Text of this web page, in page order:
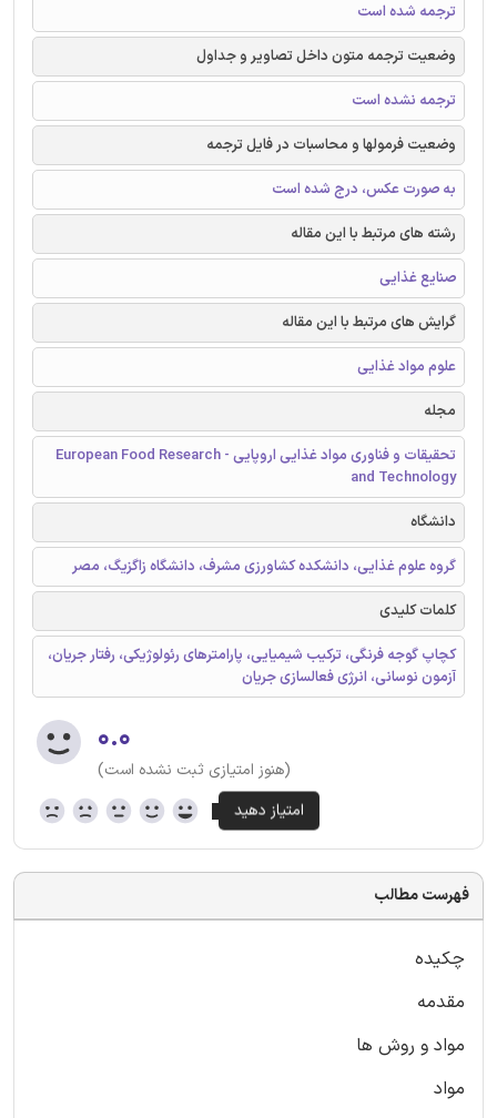
ترجمه شده است
وضعیت ترجمه متون داخل تصاویر و جداول
ترجمه نشده است
وضعیت فرمولها و محاسبات در فایل ترجمه
به صورت عکس، درج شده است
رشته های مرتبط با این مقاله
صنایع غذایی
گرایش های مرتبط با این مقاله
علوم مواد غذایی
مجله
تحقیقات و فناوری مواد غذایی اروپایی - European Food Research
and Technology
دانشگاه
گروه علوم غذایی، دانشکده کشاورزی مشرف، دانشگاه زاگزیگ، مصر
کلمات کلیدی
کچاپ گوجه فرنگی، ترکیب شیمیایی، پارامترهای رئولوژیکی، رفتار جریان،
آزمون نوسانی، انرژی فعالسازی جریان
۰.۰
(هنوز امتیازی ثبت نشده است)
فهرست مطالب
چکیده
مقدمه
مواد و روش ها
مواد